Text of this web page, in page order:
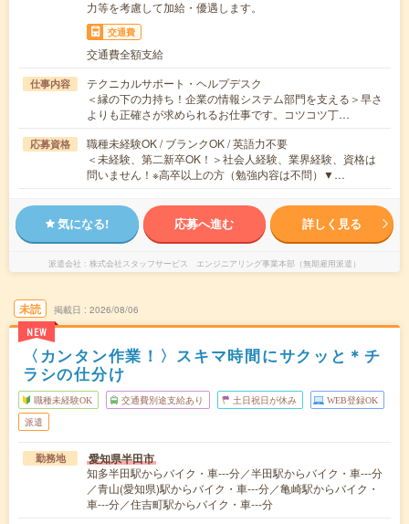
力等を考慮して加給・優遇します。
交通費
交通費全額支給
仕事内容
テクニカルサポート・ヘルプデスク
＜縁の下の力持ち！企業の情報システム部門を支える＞早さ
よりも正確さが求められるお仕事です。コツコツ丁…
応募資格
職種未経験OK / ブランクOK / 英語力不要
＜未経験、第二新卒OK！＞社会人経験、業界経験、資格は
問いません！※高卒以上の方（勉強内容は不問）▼…
気になる! 応募へ進む 詳しく見る
派遣会社 株式会社スタッフサービス エンジニアリング事業本部（無期雇用派遣）
未読
NEW
掲載日 2026/08/06
〈カンタン作業！〉スキマ時間にサクッと＊チ
ラシの仕分け
職種未経験OK 交通費別途支給あり 土日祝日が休み WEB登録OK
派遣
勤務地 愛知県半田市
知多半田駅からバイク・車---分／半田駅からバイク・車---分
／青山(愛知県)駅からバイク・車---分／亀崎駅からバイク・
車---分／住吉町駅からバイク・車---分